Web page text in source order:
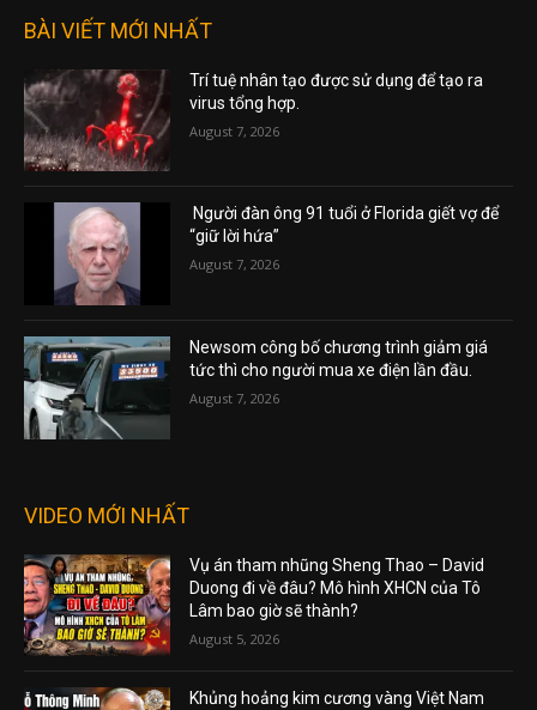
BÀI VIẾT MỚI NHẤT
Trí tuệ nhân tạo được sử dụng để tạo ra
virus tổng hợp.
August 7, 2026
Người đàn ông 91 tuổi ở Florida giết vợ để
“giữ lời hứa”
August 7, 2026
Newsom công bố chương trình giảm giá
tức thì cho người mua xe điện lần đầu.
August 7, 2026
VIDEO MỚI NHẤT
Vụ án tham nhũng Sheng Thao – David
Duong đi về đâu? Mô hình XHCN của Tô
Lâm bao giờ sẽ thành?
August 5, 2026
Khủng hoảng kim cương vàng Việt Nam